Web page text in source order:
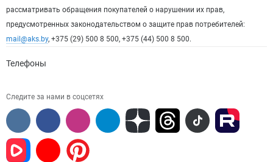
рассматривать обращения покупателей о нарушении их прав,
предусмотренных законодательством о защите прав потребителей:
mail@aks.by, +375 (29) 500 8 500, +375 (44) 500 8 500.
Телефоны
Следите за нами в соцсетях